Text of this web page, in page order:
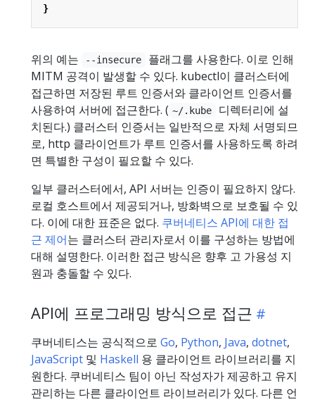
}
위의 예는 --insecure
플래그를 사용한다. 이로 인해
MITM 공격이 발생할 수 있다. kubectl이 클러스터에
접근하면 저장된 루트 인증서와 클라이언트 인증서를
사용하여 서버에 접근한다. ( ~/.kube
디렉터리에 설
치된다.) 클러스터 인증서는 일반적으로 자체 서명되므
로, http 클라이언트가 루트 인증서를 사용하도록 하려
면 특별한 구성이 필요할 수 있다.
일부 클러스터에서, API 서버는 인증이 필요하지 않다.
로컬 호스트에서 제공되거나, 방화벽으로 보호될 수 있
다. 이에 대한 표준은 없다. 쿠버네티스 API에 대한 접
근 제어는 클러스터 관리자로서 이를 구성하는 방법에
대해 설명한다. 이러한 접근 방식은 향후 고 가용성 지
원과 충돌할 수 있다.
API에 프로그래밍 방식으로 접근
쿠버네티스는 공식적으로 Go, Python, Java, dotnet,
JavaScript 및 Haskell 용 클라이언트 라이브러리를 지
원한다. 쿠버네티스 팀이 아닌 작성자가 제공하고 유지
관리하는 다른 클라이언트 라이브러리가 있다. 다른 언